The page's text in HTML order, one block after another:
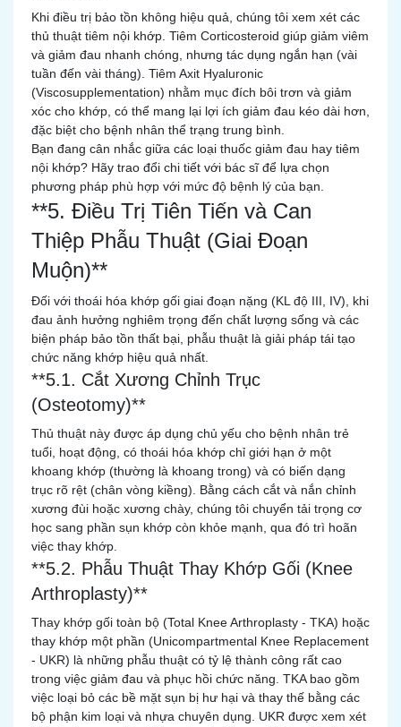
Khi điều trị bảo tồn không hiệu quả, chúng tôi xem xét các
thủ thuật tiêm nội khớp. Tiêm Corticosteroid giúp giảm viêm
và giảm đau nhanh chóng, nhưng tác dụng ngắn hạn (vài
tuần đến vài tháng). Tiêm Axit Hyaluronic
(Viscosupplementation) nhằm mục đích bôi trơn và giảm
xóc cho khớp, có thể mang lại lợi ích giảm đau kéo dài hơn,
đặc biệt cho bệnh nhân thể trạng trung bình.
Bạn đang cân nhắc giữa các loại thuốc giảm đau hay tiêm
nội khớp? Hãy trao đổi chi tiết với bác sĩ để lựa chọn
phương pháp phù hợp với mức độ bệnh lý của bạn.
**5. Điều Trị Tiên Tiến và Can
Thiệp Phẫu Thuật (Giai Đoạn
Muộn)**
Đối với thoái hóa khớp gối giai đoạn nặng (KL độ III, IV), khi
đau ảnh hưởng nghiêm trọng đến chất lượng sống và các
biện pháp bảo tồn thất bại, phẫu thuật là giải pháp tái tạo
chức năng khớp hiệu quả nhất.
**5.1. Cắt Xương Chỉnh Trục
(Osteotomy)**
Thủ thuật này được áp dụng chủ yếu cho bệnh nhân trẻ
tuổi, hoạt động, có thoái hóa khớp chỉ giới hạn ở một
khoang khớp (thường là khoang trong) và có biến dạng
trục rõ rệt (chân vòng kiềng). Bằng cách cắt và nắn chỉnh
xương đùi hoặc xương chày, chúng tôi chuyển tải trọng cơ
học sang phần sụn khớp còn khỏe mạnh, qua đó trì hoãn
việc thay khớp.
**5.2. Phẫu Thuật Thay Khớp Gối (Knee
Arthroplasty)**
Thay khớp gối toàn bộ (Total Knee Arthroplasty - TKA) hoặc
thay khớp một phần (Unicompartmental Knee Replacement
- UKR) là những phẫu thuật có tỷ lệ thành công rất cao
trong việc giảm đau và phục hồi chức năng. TKA bao gồm
việc loại bỏ các bề mặt sụn bị hư hại và thay thế bằng các
bộ phận kim loại và nhựa chuyên dụng. UKR được xem xét